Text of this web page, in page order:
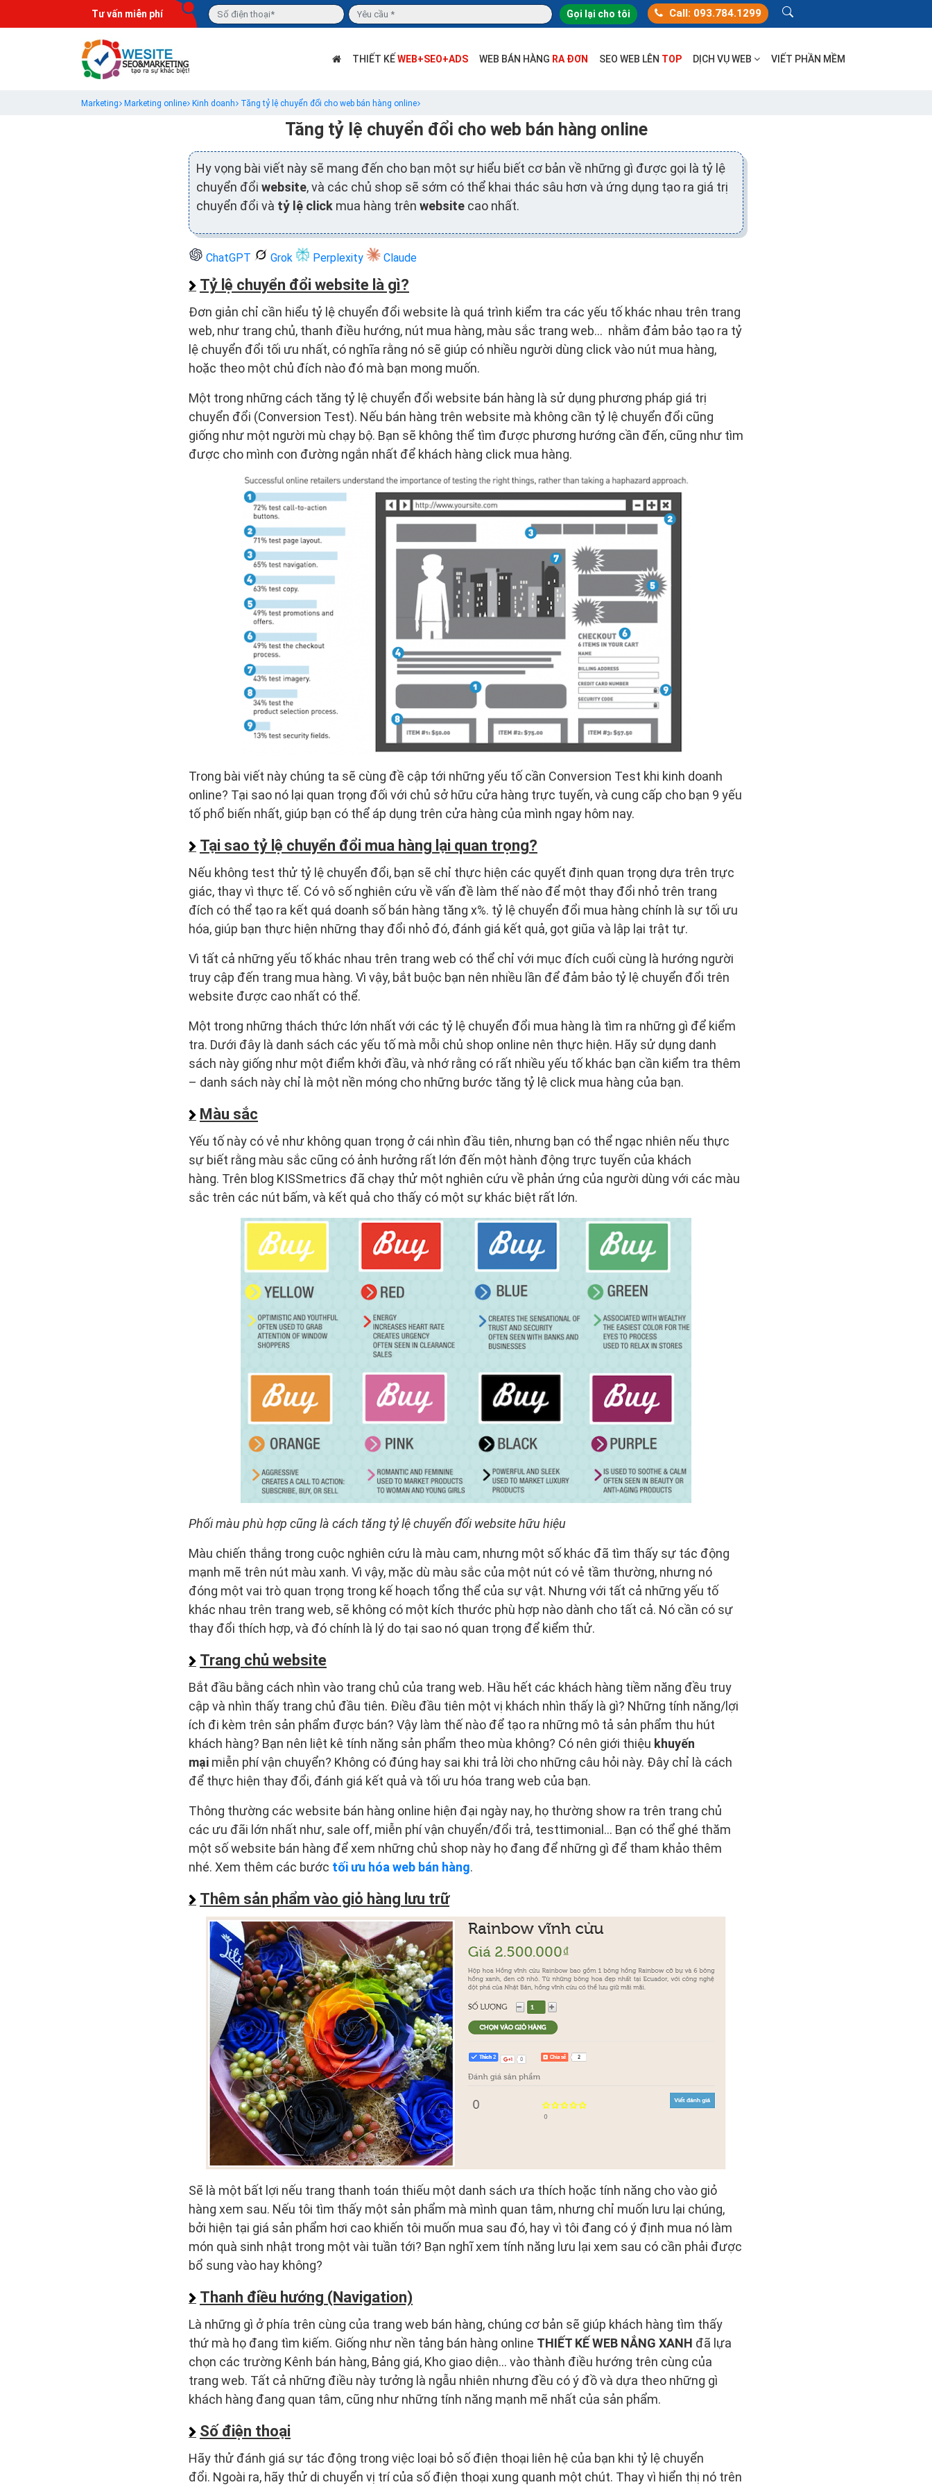
Tư vấn miễn phí Gọi lại cho tôi Call: 093.784.1299
THIẾT KẾWEB+SEO+ADS WEB BÁN HÀNG RA ĐƠN SEO WEB LÊN TOP DỊCH VỤ WEB VIẾT PHẦN MỀM
Marketing Marketing online Kinh doanh Tăng tỷ lệ chuyển đổi cho web bán hàng online
Tăng tỷ lệ chuyển đổi cho web bán hàng online
Hy vọng bài viết này sẽ mang đến cho bạn một sự hiểu biết cơ bản về những gì được gọi là tỷ lệ
chuyển đổi website, và các chủ shop sẽ sớm có thể khai thác sâu hơn và ứng dụng tạo ra giá trị
chuyển đổi và tỷ lệ click mua hàng trên website cao nhất.
ChatGPT Grok Perplexity Claude
Tỷ lệ chuyển đổi website là gì?
Đơn giản chỉ cần hiểu tỷ lệ chuyển đổi website là quá trình kiểm tra các yếu tố khác nhau trên trang
web, như trang chủ, thanh điều hướng, nút mua hàng, màu sắc trang web… nhằm đảm bảo tạo ra tỷ
lệ chuyển đổi tối ưu nhất, có nghĩa rằng nó sẽ giúp có nhiều người dùng click vào nút mua hàng,
hoặc theo một chủ đích nào đó mà bạn mong muốn.
Một trong những cách tăng tỷ lệ chuyển đổi website bán hàng là sử dụng phương pháp giá trị
chuyển đổi (Conversion Test). Nếu bán hàng trên website mà không cần tỷ lệ chuyển đổi cũng
giống như một người mù chạy bộ. Bạn sẽ không thể tìm được phương hướng cần đến, cũng như tìm
được cho mình con đường ngắn nhất để khách hàng click mua hàng.
Trong bài viết này chúng ta sẽ cùng đề cập tới những yếu tố cần Conversion Test khi kinh doanh
online? Tại sao nó lại quan trọng đối với chủ sở hữu cửa hàng trực tuyến, và cung cấp cho bạn 9 yếu
tố phổ biến nhất, giúp bạn có thể áp dụng trên cửa hàng của mình ngay hôm nay.
Tại sao tỷ lệ chuyển đổi mua hàng lại quan trọng?
Nếu không test thử tỷ lệ chuyển đổi, bạn sẽ chỉ thực hiện các quyết định quan trọng dựa trên trực
giác, thay vì thực tế. Có vô số nghiên cứu về vấn đề làm thế nào để một thay đổi nhỏ trên trang
đích có thể tạo ra kết quá doanh số bán hàng tăng x%. tỷ lệ chuyển đổi mua hàng chính là sự tối ưu
hóa, giúp bạn thực hiện những thay đổi nhỏ đó, đánh giá kết quả, gọt giũa và lập lại trật tự.
Vì tất cả những yếu tố khác nhau trên trang web có thể chỉ với mục đích cuối cùng là hướng người
truy cập đến trang mua hàng. Vì vậy, bắt buộc bạn nên nhiều lần để đảm bảo tỷ lệ chuyển đổi trên
website được cao nhất có thể.
Một trong những thách thức lớn nhất với các tỷ lệ chuyển đổi mua hàng là tìm ra những gì để kiểm
tra. Dưới đây là danh sách các yếu tố mà mỗi chủ shop online nên thực hiện. Hãy sử dụng danh
sách này giống như một điểm khởi đầu, và nhớ rằng có rất nhiều yếu tố khác bạn cần kiểm tra thêm
– danh sách này chỉ là một nền móng cho những bước tăng tỷ lệ click mua hàng của bạn.
Màu sắc
Yếu tố này có vẻ như không quan trọng ở cái nhìn đầu tiên, nhưng bạn có thể ngạc nhiên nếu thực
sự biết rằng màu sắc cũng có ảnh hưởng rất lớn đến một hành động trực tuyến của khách
hàng. Trên blog KISSmetrics đã chạy thử một nghiên cứu về phản ứng của người dùng với các màu
sắc trên các nút bấm, và kết quả cho thấy có một sự khác biệt rất lớn.
Phối màu phù hợp cũng là cách tăng tỷ lệ chuyển đổi website hữu hiệu
Màu chiến thắng trong cuộc nghiên cứu là màu cam, nhưng một số khác đã tìm thấy sự tác động
mạnh mẽ trên nút màu xanh. Vì vậy, mặc dù màu sắc của một nút có vẻ tầm thường, nhưng nó
đóng một vai trò quan trọng trong kế hoạch tổng thể của sự vật. Nhưng với tất cả những yếu tố
khác nhau trên trang web, sẽ không có một kích thước phù hợp nào dành cho tất cả. Nó cần có sự
thay đổi thích hợp, và đó chính là lý do tại sao nó quan trọng để kiểm thử.
Trang chủ website
Bắt đầu bằng cách nhìn vào trang chủ của trang web. Hầu hết các khách hàng tiềm năng đều truy
cập và nhìn thấy trang chủ đầu tiên. Điều đầu tiên một vị khách nhìn thấy là gì? Những tính năng/lợi
ích đi kèm trên sản phẩm được bán? Vậy làm thế nào để tạo ra những mô tả sản phẩm thu hút
khách hàng? Bạn nên liệt kê tính năng sản phẩm theo mùa không? Có nên giới thiệu khuyến
mại miễn phí vận chuyển? Không có đúng hay sai khi trả lời cho những câu hỏi này. Đây chỉ là cách
để thực hiện thay đổi, đánh giá kết quả và tối ưu hóa trang web của bạn.
Thông thường các website bán hàng online hiện đại ngày nay, họ thường show ra trên trang chủ
các ưu đãi lớn nhất như, sale off, miễn phí vận chuyển/đổi trả, testtimonial… Bạn có thể ghé thăm
một số website bán hàng để xem những chủ shop này họ đang để những gì để tham khảo thêm
nhé. Xem thêm các bước tối ưu hóa web bán hàng.
Thêm sản phẩm vào giỏ hàng lưu trữ
Sẽ là một bất lợi nếu trang thanh toán thiếu một danh sách ưa thích hoặc tính năng cho vào giỏ
hàng xem sau. Nếu tôi tìm thấy một sản phẩm mà mình quan tâm, nhưng chỉ muốn lưu lại chúng,
bởi hiện tại giá sản phẩm hơi cao khiến tôi muốn mua sau đó, hay vì tôi đang có ý định mua nó làm
món quà sinh nhật trong một vài tuần tới? Bạn nghĩ xem tính năng lưu lại xem sau có cần phải được
bổ sung vào hay không?
Thanh điều hướng (Navigation)
Là những gì ở phía trên cùng của trang web bán hàng, chúng cơ bản sẽ giúp khách hàng tìm thấy
thứ mà họ đang tìm kiếm. Giống như nền tảng bán hàng online THIẾT KẾ WEB NẮNG XANH đã lựa
chọn các trường Kênh bán hàng, Bảng giá, Kho giao diện… vào thành điều hướng trên cùng của
trang web. Tất cả những điều này tưởng là ngẫu nhiên nhưng đều có ý đồ và dựa theo những gì
khách hàng đang quan tâm, cũng như những tính năng mạnh mẽ nhất của sản phẩm.
Số điện thoại
Hãy thử đánh giá sự tác động trong việc loại bỏ số điện thoại liên hệ của bạn khi tỷ lệ chuyển
đổi. Ngoài ra, hãy thử di chuyển vị trí của số điện thoại xung quanh một chút. Thay vì hiển thị nó trên